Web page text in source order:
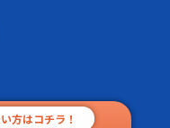
方はコチラ！